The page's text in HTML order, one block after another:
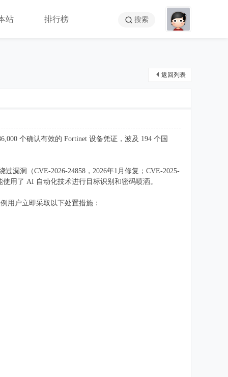
站 排行榜 搜索
返回列表
个确认有效的 Fortinet 设备凭证，波及 194 个国
漏洞（CVE-2026-24858，2026年1月修复；CVE-2025-
用了 AI 自动化技术进行目标识别和密码喷洒。
用户立即采取以下处置措施：